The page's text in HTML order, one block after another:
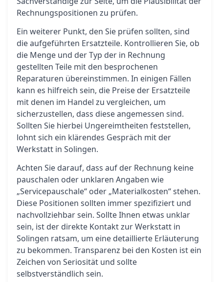
Rechnungspositionen zu prüfen.
Ein weiterer Punkt, den Sie prüfen sollten, sind
die aufgeführten Ersatzteile. Kontrollieren Sie, ob
die Menge und der Typ der in Rechnung
gestellten Teile mit den besprochenen
Reparaturen übereinstimmen. In einigen Fällen
kann es hilfreich sein, die Preise der Ersatzteile
mit denen im Handel zu vergleichen, um
sicherzustellen, dass diese angemessen sind.
Sollten Sie hierbei Ungereimtheiten feststellen,
lohnt sich ein klärendes Gespräch mit der
Werkstatt in Solingen.
Achten Sie darauf, dass auf der Rechnung keine
pauschalen oder unklaren Angaben wie
„Servicepauschale“ oder „Materialkosten“ stehen.
Diese Positionen sollten immer spezifiziert und
nachvollziehbar sein. Sollte Ihnen etwas unklar
sein, ist der direkte Kontakt zur Werkstatt in
Solingen ratsam, um eine detaillierte Erläuterung
zu bekommen. Transparenz bei den Kosten ist ein
Zeichen von Seriosität und sollte
selbstverständlich sein.